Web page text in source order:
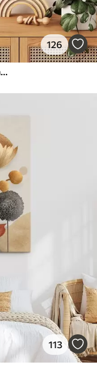
126
Reliefcirkels en een tak in warme neutrale tinten
113